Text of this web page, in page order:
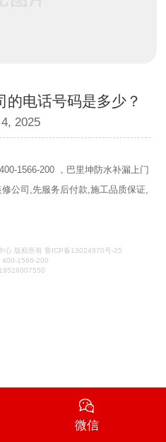
的电话号码是多少？
2025
1566-200 ，巴里坤防水补漏上门
公司,先服务后付款,施工品质保证,
心 版权所有 鲁ICP备13024870号-25
400-1566-200
微信